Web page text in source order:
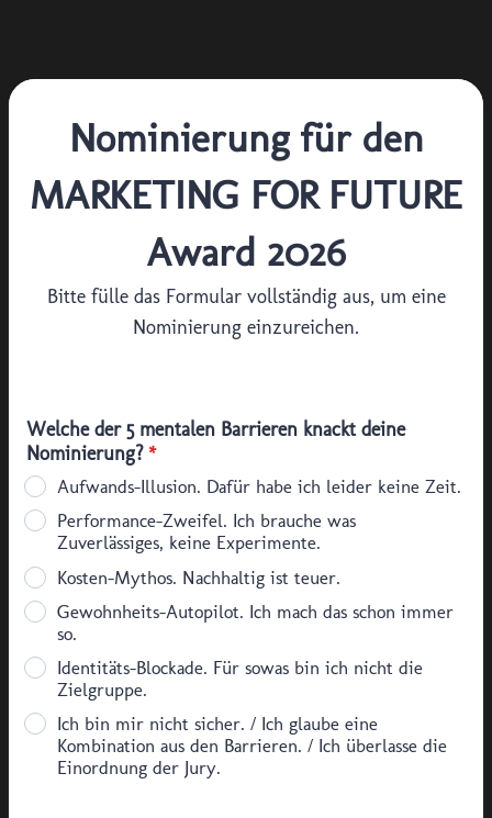
Nominierung für den
MARKETING FOR FUTURE
Award 2026
Bitte fülle das Formular vollständig aus, um eine
Nominierung einzureichen.
Welche der 5 mentalen Barrieren knackt deine
Nominierung?*
Aufwands-Illusion. Dafür habe ich leider keine Zeit.
Performance-Zweifel. Ich brauche was
Zuverlässiges, keine Experimente.
Kosten-Mythos. Nachhaltig ist teuer.
Gewohnheits-Autopilot. Ich mach das schon immer
so.
Identitäts-Blockade. Für sowas bin ich nicht die
Zielgruppe.
Ich bin mir nicht sicher. / Ich glaube eine
Kombination aus den Barrieren. / Ich überlasse die
Einordnung der Jury.